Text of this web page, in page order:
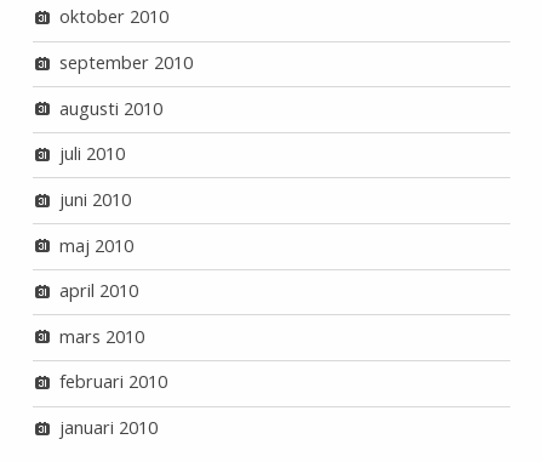
oktober 2010
september 2010
augusti 2010
juli 2010
juni 2010
maj 2010
april 2010
mars 2010
februari 2010
januari 2010